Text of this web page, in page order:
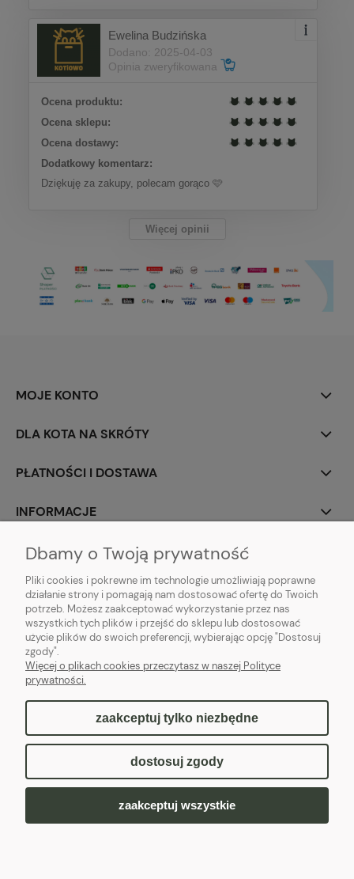
Ewelina Budzińska
Dodano: 2025-04-03
Opinia zweryfikowana
Ocena produktu:
Ocena sklepu:
Ocena dostawy:
Dodatkowy komentarz:
Dziękuję za zakupy, polecam gorąco 🩷
Więcej opinii
MOJE KONTO
DLA KOTA NA SKRÓTY
PŁATNOŚCI I DOSTAWA
INFORMACJE
O NAS
Pacnij łapką!
Sklep internetowy Shoper.pl
Dbamy o Twoją prywatność
Pliki cookies i pokrewne im technologie umożliwiają poprawne
działanie strony i pomagają nam dostosować ofertę do Twoich
potrzeb. Możesz zaakceptować wykorzystanie przez nas
wszystkich tych plików i przejść do sklepu lub dostosować
użycie plików do swoich preferencji, wybierając opcję "Dostosuj
zgody".
Więcej o plikach cookies przeczytasz w naszej Polityce
prywatności.
zaakceptuj tylko niezbędne
dostosuj zgody
zaakceptuj wszystkie